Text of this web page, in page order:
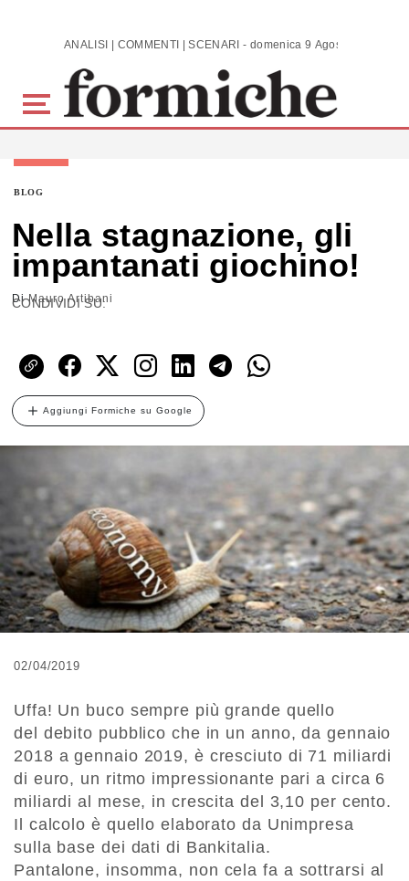
Skip to main content ANALISI | COMMENTI | SCENARI - domenica 9 Agosto 2026
BLOG
Nella stagnazione, gli
impantanati giochino!
DiMauro Artibani
CONDIVIDI SU:
Aggiungi Formiche su Google
02/04/2019
Uffa! Un buco sempre più grande quello
del debito pubblico che in un anno, da gennaio
2018 a gennaio 2019, è cresciuto di 71 miliardi
di euro, un ritmo impressionante pari a circa 6
miliardi al mese, in crescita del 3,10 per cento.
Il calcolo è quello elaborato da Unimpresa
sulla base dei dati di Bankitalia.
Pantalone, insomma, non cela fa a sottrarsi al